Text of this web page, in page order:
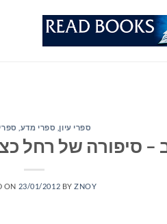
ספרי עיון, ספרי מדע,
– סיפורה של רחל
ON 23/01/2012 BYZNOY